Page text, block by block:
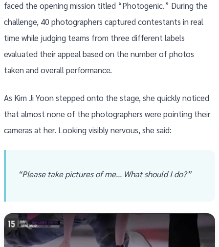
faced the opening mission titled “Photogenic.” During the
challenge, 40 photographers captured contestants in real
time while judging teams from three different labels
evaluated their appeal based on the number of photos
taken and overall performance.
As Kim Ji Yoon stepped onto the stage, she quickly noticed
that almost none of the photographers were pointing their
cameras at her. Looking visibly nervous, she said:
“Please take pictures of me… What should I do?”